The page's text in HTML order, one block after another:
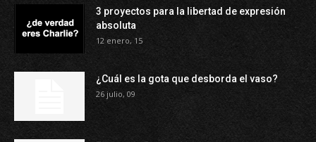
3 proyectos para la libertad de expresión
absoluta
12 enero, 15
¿Cuál es la gota que desborda el vaso?
26 julio, 09